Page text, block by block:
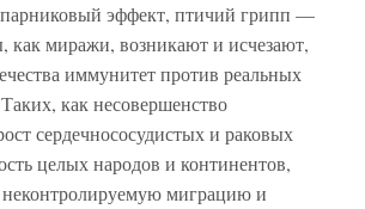
эффект, птичий грипп —
как миражи, возникают и исчезают,
иммунитет против реальных
как несовершенство
сердечнососудистых и раковых
целых народов и континентов,
неконтролируемую миграцию и